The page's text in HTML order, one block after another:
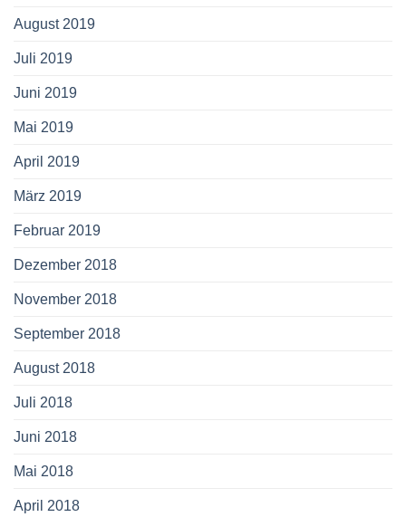
August 2019
Juli 2019
Juni 2019
Mai 2019
April 2019
März 2019
Februar 2019
Dezember 2018
November 2018
September 2018
August 2018
Juli 2018
Juni 2018
Mai 2018
April 2018